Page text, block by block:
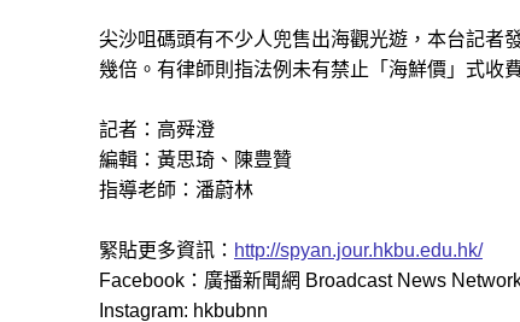
尖沙咀碼頭有不少人兜售出海觀光遊，本台記者
幾倍。有律師則指法例未有禁止「海鮮價」式收
記者：高舜澄
編輯：黃思琦、陳豊贊
指導老師：潘蔚林
緊貼更多資訊： http://spyan.jour.hkbu.edu.hk/
Facebook：廣播新聞網 Broadcast News
Instagram: hkbubnn